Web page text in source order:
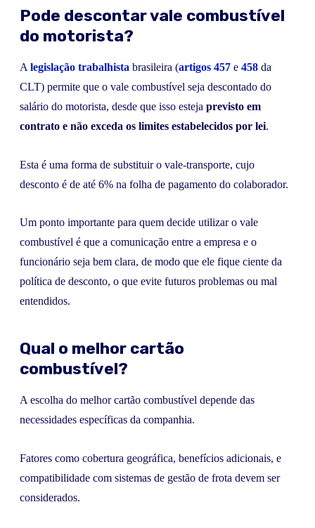
Pode descontar vale combustível
do motorista?
A legislação trabalhista brasileira (artigos 457 e 458 da
CLT) permite que o vale combustível seja descontado do
salário do motorista, desde que isso esteja previsto em
contrato e não exceda os limites estabelecidos por lei.
Esta é uma forma de substituir o vale-transporte, cujo
desconto é de até 6% na folha de pagamento do colaborador.
Um ponto importante para quem decide utilizar o vale
combustível é que a comunicação entre a empresa e o
funcionário seja bem clara, de modo que ele fique ciente da
política de desconto, o que evite futuros problemas ou mal
entendidos.
Qual o melhor cartão
combustível?
A escolha do melhor cartão combustível depende das
necessidades específicas da companhia.
Fatores como cobertura geográfica, benefícios adicionais, e
compatibilidade com sistemas de gestão de frota devem ser
considerados.